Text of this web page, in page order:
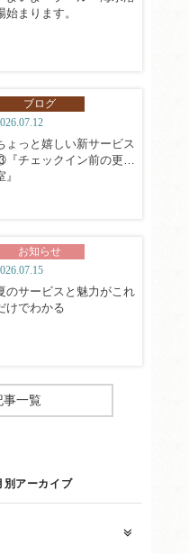
始まります。
ブログ
ょっと嬉しい新サービス
チェックイン前の更衣
』
お知らせ
のサービスと魅力がこれ
けでわかる
事一覧
別アーカイブ